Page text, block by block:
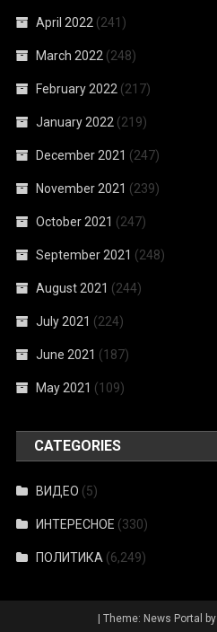
April 2022 (241)
March 2022 (248)
February 2022 (217)
January 2022 (219)
December 2021 (247)
November 2021 (239)
October 2021 (247)
September 2021 (248)
August 2021 (244)
July 2021 (224)
June 2021 (187)
May 2021 (109)
CATEGORIES
ВИДЕО (5)
ИНТЕРЕСНОЕ (330)
ПОЛИТИКА (6,249)
Theme: News Portal by